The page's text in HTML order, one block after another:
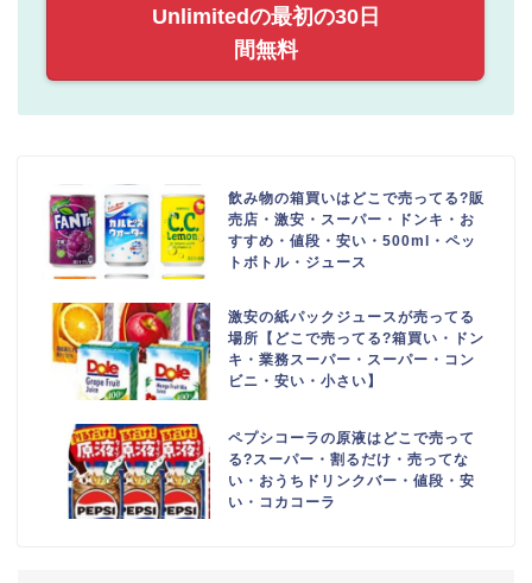
Unlimitedの最初の30日
間無料
飲み物の箱買いはどこで売ってる?販
売店・激安・スーパー・ドンキ・お
すすめ・値段・安い・500ml・ペッ
トボトル・ジュース
激安の紙パックジュースが売ってる
場所【どこで売ってる?箱買い・ドン
キ・業務スーパー・スーパー・コン
ビニ・安い・小さい】
ペプシコーラの原液はどこで売って
る?スーパー・割るだけ・売ってな
い・おうちドリンクバー・値段・安
い・コカコーラ